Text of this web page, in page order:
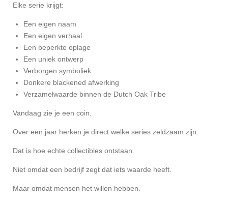
Elke serie krijgt:
Een eigen naam
Een eigen verhaal
Een beperkte oplage
Een uniek ontwerp
Verborgen symboliek
Donkere blackened afwerking
Verzamelwaarde binnen de Dutch Oak Tribe
Vandaag zie je een coin.
Over een jaar herken je direct welke series zeldzaam zijn.
Dat is hoe echte collectibles ontstaan.
Niet omdat een bedrijf zegt dat iets waarde heeft.
Maar omdat mensen het willen hebben.